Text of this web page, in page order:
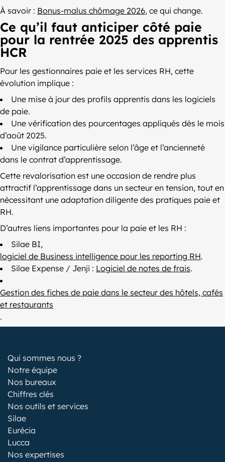
À savoir : Bonus-malus chômage 2026, ce qui change.
Ce qu’il faut anticiper côté paie
pour la rentrée 2025 des apprentis
HCR
Pour les gestionnaires paie et les services RH, cette
évolution implique :
Une mise à jour des profils apprentis dans les logiciels
de paie.
Une vérification des pourcentages appliqués dès le mois
d’août 2025.
Une vigilance particulière selon l’âge et l’ancienneté
dans le contrat d’apprentissage.
Cette revalorisation est une occasion de rendre plus
attractif l’apprentissage dans un secteur en tension, tout en
nécessitant une adaptation diligente des pratiques paie et
RH.
D’autres liens importantes pour la paie et les RH :
Silae BI,
logiciel de Business intelligence pour les reporting RH.
Silae Expense / Jenji : Logiciel de notes de frais.
Gestion des fiches de paie dans le secteur des hôtels, cafés
et restaurants
.
Qui sommes nous ?
Notre équipe
Nos bureaux
Chiffres clés
Nos outils et services
Silae
Eurécia
Lucca
Nos expertises